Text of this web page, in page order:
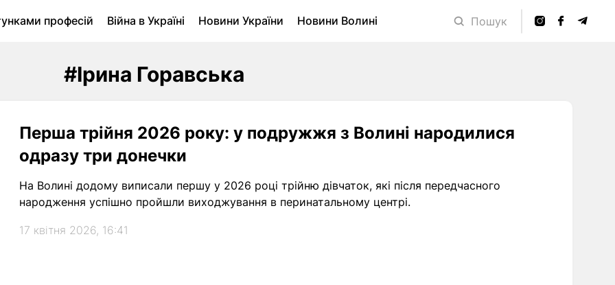
професій Війна в Україні Новини України
Новини Волині
Пошук
#Ірина Горавська
Перша трійня 2026 року: у подружжя з Волині народилися
одразу три донечки
На Волині додому виписали першу у 2026 році трійню дівчаток, які після передчасного
народження успішно пройшли виходжування в перинатальному центрі.
17 квітня 2026, 16:41